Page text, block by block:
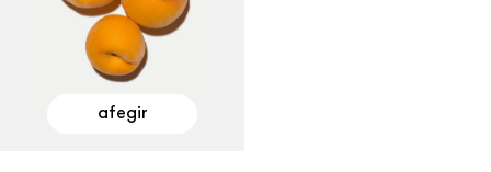
afegir